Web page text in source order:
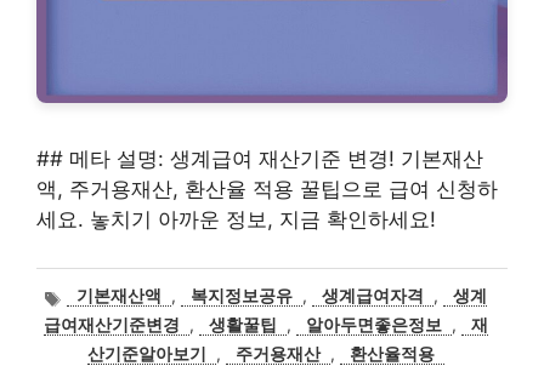
## 메타 설명: 생계급여 재산기준 변경! 기본재산
액, 주거용재산, 환산율 적용 꿀팁으로 급여 신청하
세요. 놓치기 아까운 정보, 지금 확인하세요!
태
그
기본재산액 , 복지정보공유 , 생계급여자격 ,
생계
급여재산기준변경
, 생활꿀팁 , 알아두면좋은정보 ,
재
산기준알아보기
, 주거용재산 , 환산율적용